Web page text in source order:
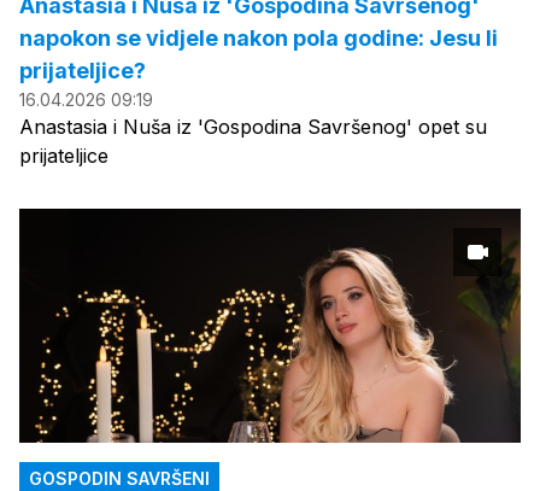
Anastasia i Nuša iz 'Gospodina Savršenog'
napokon se vidjele nakon pola godine: Jesu li
prijateljice?
16.04.2026 09:19
Anastasia i Nuša iz 'Gospodina Savršenog' opet su
prijateljice
GOSPODIN SAVRŠENI